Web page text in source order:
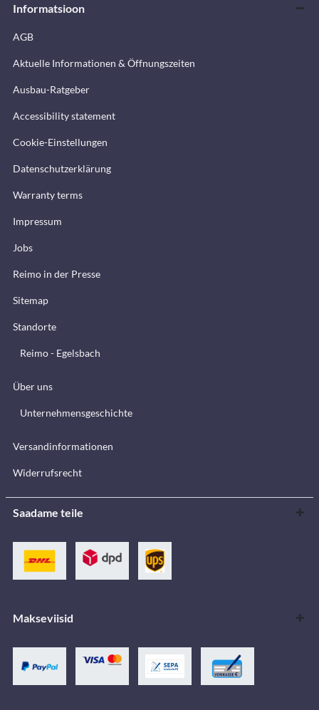
Informatsioon
AGB
Aktuelle Informationen & Öffnungszeiten
Ausbau-Ratgeber
Accessibility statement
Cookie-Einstellungen
Datenschutzerklärung
Warranty terms
Impressum
Jobs
Reimo in der Presse
Sitemap
Standorte
Reimo - Egelsbach
Über uns
Unternehmensgeschichte
Versandinformationen
Widerrufsrecht
Saadame teile
Makseviisid